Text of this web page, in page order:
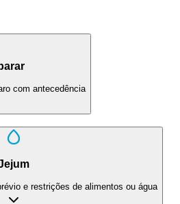
com antecedência
e restrições de alimentos ou água